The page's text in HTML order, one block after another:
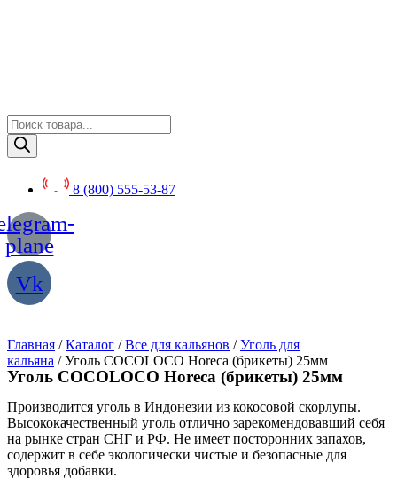
Поиск
товаров
8 (800) 555-53-87
plane
Vk
Главная /Каталог /Все для кальянов /Уголь для
кальяна / Уголь COCOLOCO Horeca (брикеты) 25мм
Уголь COCOLOCO Horeca (брикеты) 25мм
Производится уголь в Индонезии из кокосовой скорлупы.
Высококачественный уголь отлично зарекомендовавший себя
на рынке стран СНГ и РФ. Не имеет посторонних запахов,
содержит в себе экологически чистые и безопасные для
здоровья добавки.